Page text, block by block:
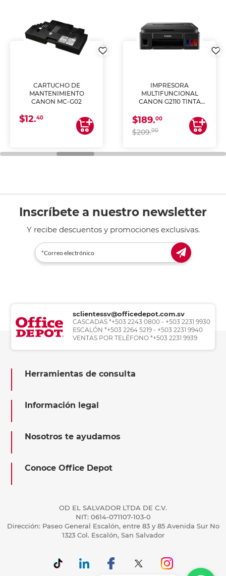
CARTUCHO DE
MANTENIMIENTO
CANON MC-G02
$12.40
IMPRESORA
MULTIFUNCIONAL
CANON G2110 TINTA
$189.00
$209.00
Inscríbete a nuestro newsletter
Y recibe descuentos y promociones exclusivas.
sclientessv@officedepot.com.sv
CASCADAS *+503 2243 0800 - +503 2231 9930
ESCALÓN *+503 2264 5219 - +503 2231 9940
VENTAS POR TELÉFONO *+503 2231 9939
Herramientas de consulta
Información legal
Nosotros te ayudamos
Conoce Office Depot
OD EL SALVADOR LTDA DE C.V.
NIT: 0614-071107-103-0
Dirección: Paseo General Escalón, entre 83 y 85 Avenida Sur No
1323 Col. Escalón, San Salvador